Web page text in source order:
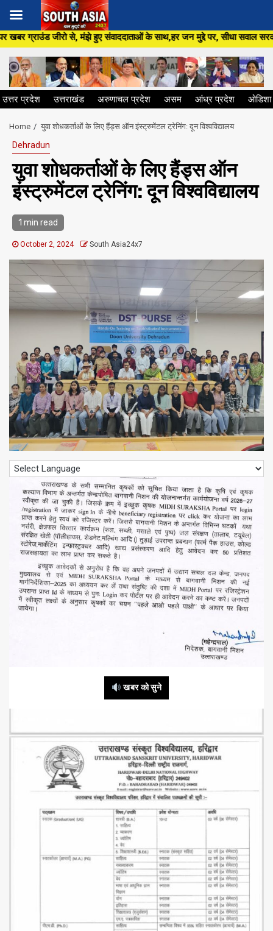
Skip
to
content
मंझे हुए संवाददाताओं के साथ,हर जन मुद्दे पर, सीधा सवाल सरकार से
उत्तर प्रदेश उत्तराखंड अरुणाचल प्रदेश असम आंध्र प्रदेश ओडिशा
Home युवा शोधकर्ताओं के लिए हैंड्स ऑन इंस्ट्रुमेंटल ट्रेनिंग: दून विश्वविद्यालय
Dehradun
युवा शोधकर्ताओं के लिए हैंड्स ऑन
इंस्ट्रुमेंटल ट्रेनिंग: दून विश्वविद्यालय
1 min read
October 2, 2024 South Asia24x7
खबर को सुने